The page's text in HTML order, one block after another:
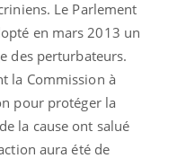
Le Parlement
en mars 2013 un
des perturbateurs.
la Commission à
pour protéger la
la cause ont salué
aura été de